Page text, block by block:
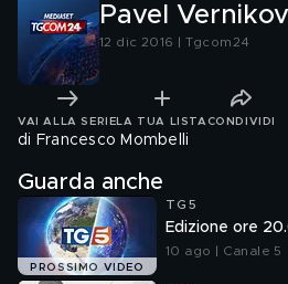
Pavel Vernikov
12 dic 2016 | Tgcom24
VAI ALLA SERIE LA TUA LISTA CONDIVIDI
di Francesco Mombelli
Guarda anche
PROSSIMO VIDEO
TG5
Edizione ore
10 ago | Canale 5